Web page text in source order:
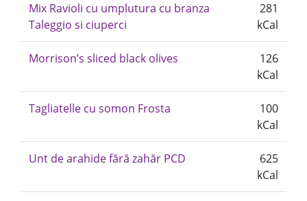
Mix Ravioli cu umplutura cu branza
Taleggio si ciuperci
281
kCal
Morrison’s sliced black olives
126
kCal
Tagliatelle cu somon Frosta
100
kCal
Unt de arahide fără zahăr PCD
625
kCal